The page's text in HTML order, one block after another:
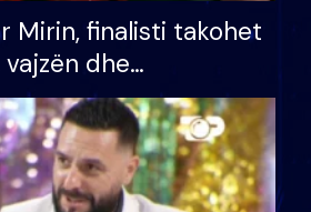
Mirin, finalisti takohet
dhe
S’kemi ndonjë letër